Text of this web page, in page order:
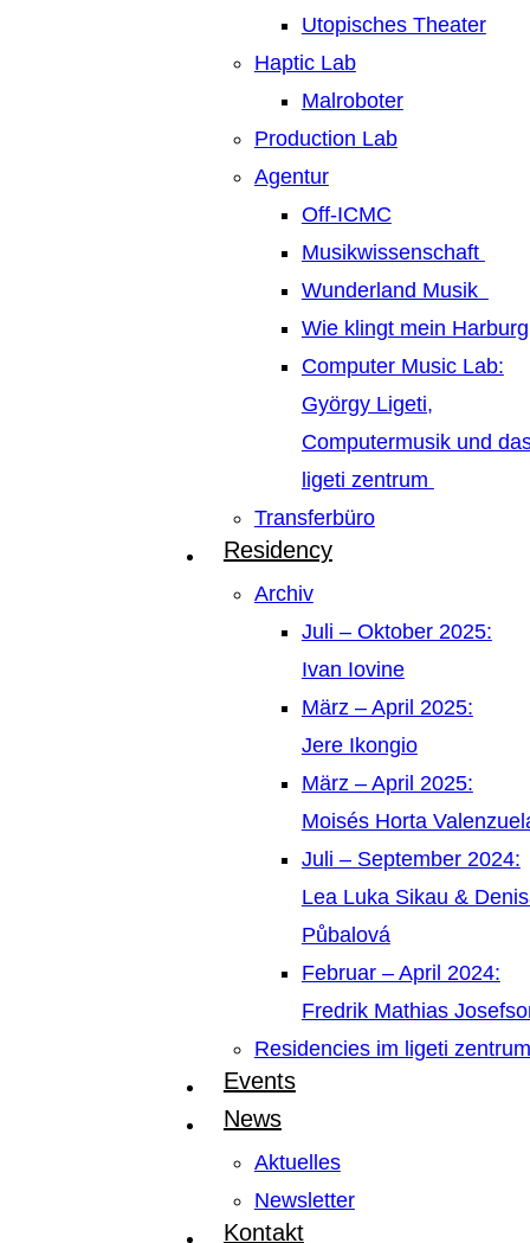
Utopisches Theater
Haptic Lab
Malroboter
Production Lab
Agentur
Off-ICMC
Musikwissenschaft
Wunderland Musik
Wie klingt mein Harburg
Computer Music Lab:
György Ligeti,
Computermusik und
ligeti zentrum
Transferbüro
Residency
Archiv
Juli – Oktober 2025:
Ivan Iovine
März – April 2025:
Jere Ikongio
März – April 2025:
Moisés Horta
Juli – September 2024:
Lea Luka Sikau &
Půbalová
Februar – April 2024:
Fredrik Mathias
Residencies im ligeti zentrum
Events
News
Aktuelles
Newsletter
Kontakt